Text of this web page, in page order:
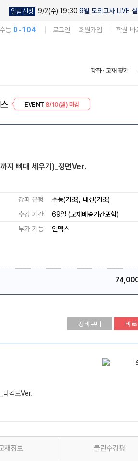
알람신청 9/2(수) 19:30 9월 모의고사 LIVE 설
능 D-104 로그인 회원가입 학원 바
강좌 · 교재 찾기
프리미엄 30 8/10(월) 마감
지 뼈대 세우기)_정면Ver.
강좌 유형
수능(기초), 내신(기초)
수강 기간
69일 (교재배송기간포함)
부가 기능 인덱스
장바구니 바로
다각도Ver.
재정보 클린수강평